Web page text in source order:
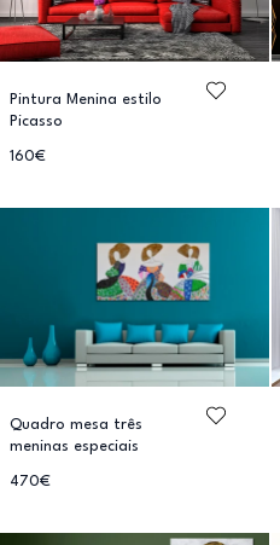
Pintura Menina estilo
Picasso
160€
Quadro mesa três
meninas especiais
470€